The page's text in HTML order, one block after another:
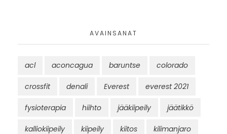
AVAINSANAT
acl aconcagua baruntse colorado
crossfit denali Everest everest 2021
fysioterapia hiihto jääkiipeily jäätikkö
kalliokiipeily kiipeily kiitos kilimanjaro